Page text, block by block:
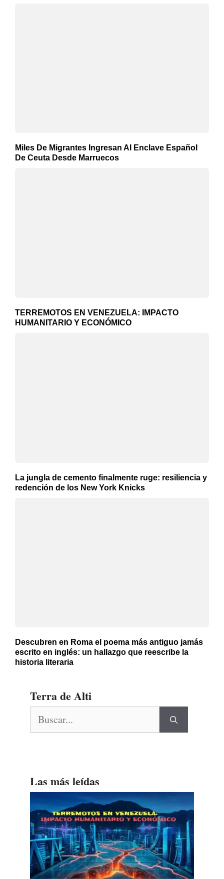
Miles De Migrantes Ingresan Al Enclave Español
De Ceuta Desde Marruecos
TERREMOTOS EN VENEZUELA: IMPACTO
HUMANITARIO Y ECONÓMICO
La jungla de cemento finalmente ruge: resiliencia y
redención de los New York Knicks
Descubren en Roma el poema más antiguo jamás
escrito en inglés: un hallazgo que reescribe la
historia literaria
Terra de Alti
Las más leídas